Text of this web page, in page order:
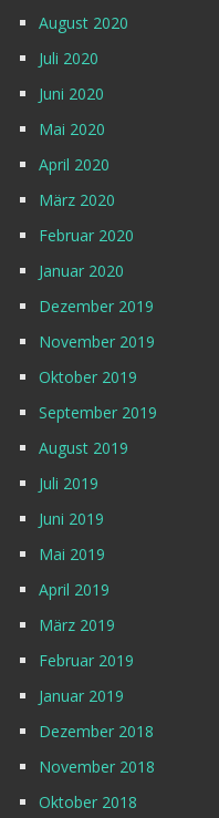
August 2020
Juli 2020
Juni 2020
Mai 2020
April 2020
März 2020
Februar 2020
Januar 2020
Dezember 2019
November 2019
Oktober 2019
September 2019
August 2019
Juli 2019
Juni 2019
Mai 2019
April 2019
März 2019
Februar 2019
Januar 2019
Dezember 2018
November 2018
Oktober 2018